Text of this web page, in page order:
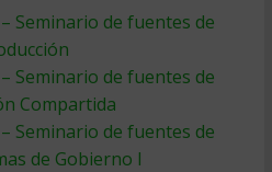
Seminario de fuentes de
Seminario de fuentes de
Compartida
Seminario de fuentes de
de Gobierno I